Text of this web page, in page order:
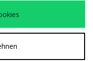
auf